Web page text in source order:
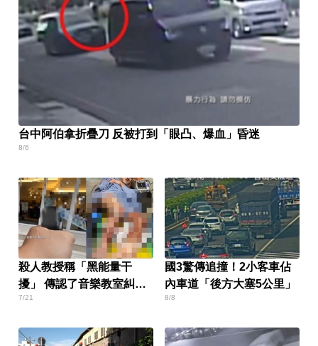
台中阿伯拿折疊刀 反被打到「眼凸、爆血」昏迷
8/6
殺人教授稱「黑能量干
擾」 傳認了音樂教室糾
紛：太太受委屈
7/21
國3驚傳追撞！2小客車佔
內車道「後方大塞5公里」
8/8